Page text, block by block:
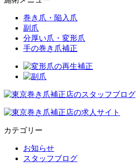
巻き爪・陥入爪
副爪
分厚い爪・変形爪
手の巻き爪補正
カテゴリー
お知らせ
スタッフブログ